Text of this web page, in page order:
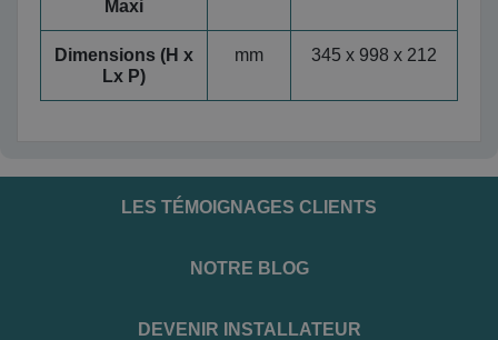
Maxi
Dimensions (H x
Lx P)
mm 345 x 998 x 212
LES TÉMOIGNAGES CLIENTS
NOTRE BLOG
DEVENIR INSTALLATEUR